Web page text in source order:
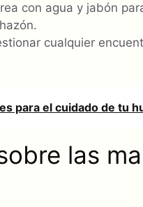
con agua y jabón
cualquier
para el cuidado de tu
las